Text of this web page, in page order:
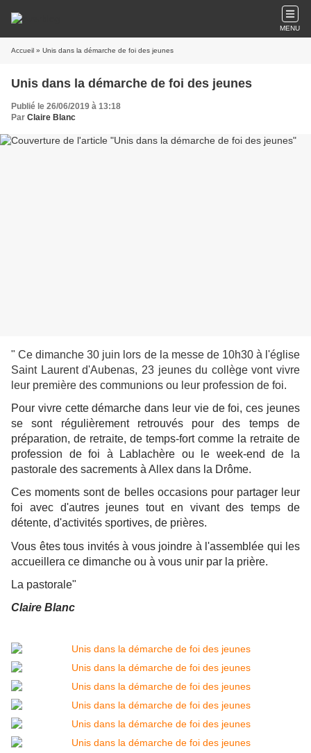
MENU
Accueil » Unis dans la démarche de foi des jeunes
Unis dans la démarche de foi des jeunes
Publié le 26/06/2019 à 13:18
Par Claire Blanc
" Ce dimanche 30 juin lors de la messe de 10h30 à l'église
Saint Laurent d'Aubenas, 23 jeunes du collège vont vivre
leur première des communions ou leur profession de foi.
Pour vivre cette démarche dans leur vie de foi, ces jeunes
se sont régulièrement retrouvés pour des temps de
préparation, de retraite, de temps-fort comme la retraite de
profession de foi à Lablachère ou le week-end de la
pastorale des sacrements à Allex dans la Drôme.
Ces moments sont de belles occasions pour partager leur
foi avec d'autres jeunes tout en vivant des temps de
détente, d'activités sportives, de prières.
Vous êtes tous invités à vous joindre à l'assemblée qui les
accueillera ce dimanche ou à vous unir par la prière.
La pastorale"
Claire Blanc